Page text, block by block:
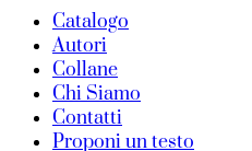
Catalogo
Autori
Collane
Chi Siamo
Contatti
Proponi un testo